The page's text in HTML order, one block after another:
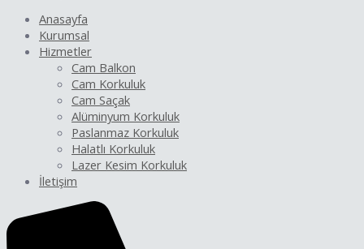
Anasayfa
Kurumsal
Hizmetler
Cam Balkon
Cam Korkuluk
Cam Saçak
Alüminyum Korkuluk
Paslanmaz Korkuluk
Halatlı Korkuluk
Lazer Kesim Korkuluk
İletişim